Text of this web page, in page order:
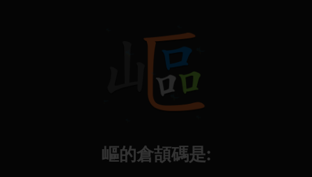
嶇的倉頡碼是: